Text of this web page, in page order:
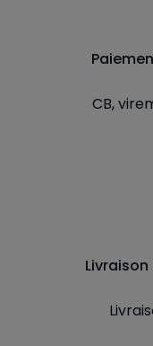
CB,